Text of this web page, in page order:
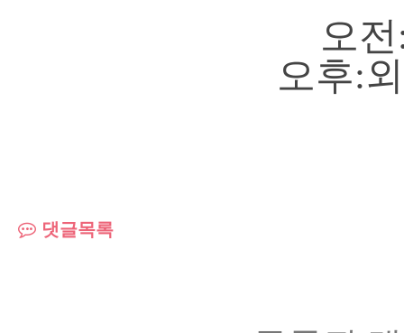
오
오후:
댓글목록